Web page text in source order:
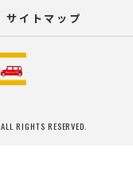
サイトマップ
RESERVED.